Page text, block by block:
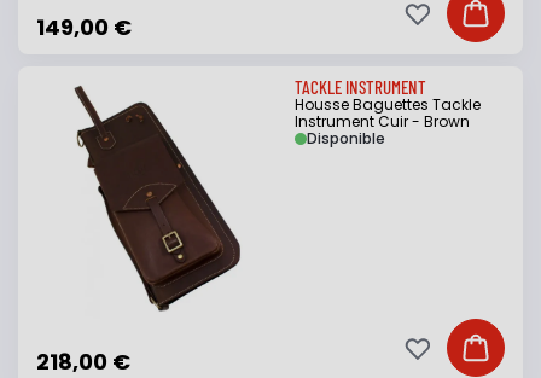
149,00 € Ajouter
Ajouter à ma
TACKLE INSTRUMENT
Housse Baguettes Tackle
Instrument Cuir - Brown
218,00 €
Disponible
Ajouter
Ajouter à ma